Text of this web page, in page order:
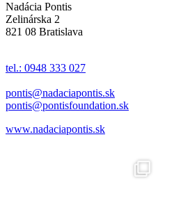
Nadácia Pontis
Zelinárska 2
821 08 Bratislava
tel.: 0948 333 027
pontis@nadaciapontis.sk
pontis@pontisfoundation.sk
www.nadaciapontis.sk